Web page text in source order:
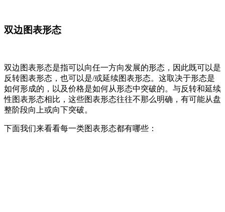
双边图表形态
双边图表形态是指可以向任一方向发展的形态，因此既可以是
反转图表形态，也可以是/或延续图表形态。这取决于形态是
如何形成的，以及价格是如何从形态中突破的。与反转和延续
性图表形态相比，这些图表形态往往不那么明确，有可能从盘
整阶段向上或向下突破。
下面我们来看看每一类图表形态都有哪些：